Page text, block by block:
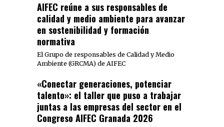
AIFEC reúne a sus responsables de
calidad y medio ambiente para avanzar
en sostenibilidad y formación
normativa
El Grupo de responsables de Calidad y Medio
Ambiente (GRCMA) de AIFEC
«Conectar generaciones, potenciar
talento»: el taller que puso a trabajar
juntas a las empresas del sector en el
Congreso AIFEC Granada 2026